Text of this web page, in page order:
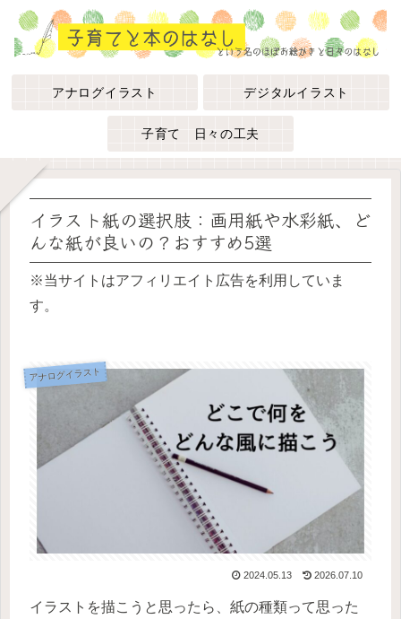
アナログイラスト デジタルイラスト
子育て 日々の工夫
イラスト紙の選択肢：画用紙や水彩紙、ど
んな紙が良いの？おすすめ5選
※当サイトはアフィリエイト広告を利用していま
す。
アナログイラスト
2024.05.13 2026.07.10
イラストを描こうと思ったら、紙の種類って思った